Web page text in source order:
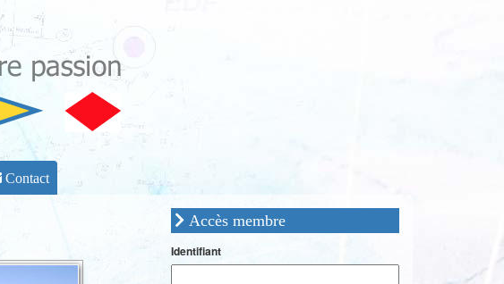
Contact
Accès membre
Identifiant